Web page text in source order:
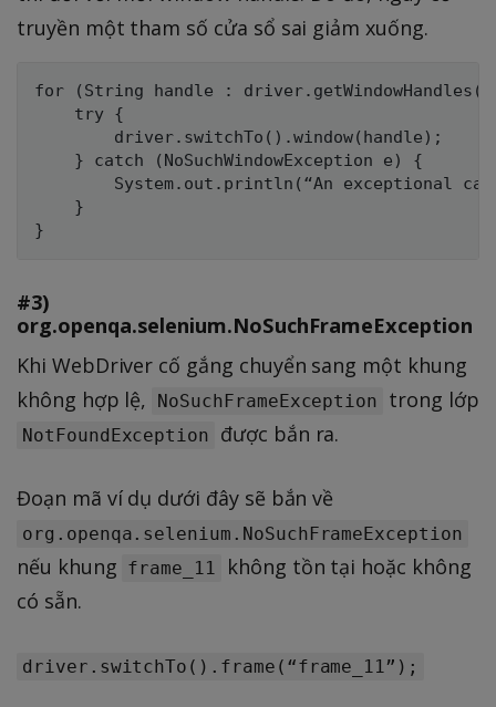
truyền một tham số cửa sổ sai giảm xuống.
for (String handle :
    try {
        driver.switchTo().window(handle);
    } catch (NoSuchWindowException e) {
System.out.println(“An exceptional
    }
#3)
org.openqa.selenium.NoSuchFrameException
Khi WebDriver cố gắng chuyển sang một khung
không hợp lệ,
NoSuchFrameException trong lớp
NotFoundException được bắn ra.
Đoạn mã ví dụ dưới đây sẽ bắn về
org.openqa.selenium.NoSuchFrameException
nếu khung frame_11
không tồn tại hoặc không
có sẵn.
driver.switchTo().frame(“frame_11”);